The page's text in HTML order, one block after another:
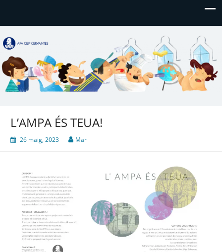
AFA CEIP Cervantes València
AFA CEIP Cervantes València
L’AMPA ÉS TEUA!
26 maig, 2023 Mar